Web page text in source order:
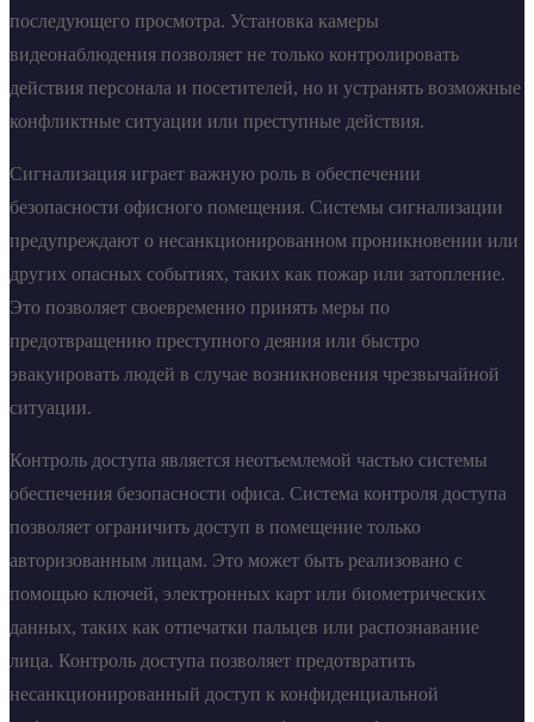
последующего просмотра. Установка камеры
видеонаблюдения позволяет не только контролировать
действия персонала и посетителей, но и устранять возможные
конфликтные ситуации или преступные действия.
Сигнализация играет важную роль в обеспечении
безопасности офисного помещения. Системы сигнализации
предупреждают о несанкционированном проникновении или
других опасных событиях, таких как пожар или затопление.
Это позволяет своевременно принять меры по
предотвращению преступного деяния или быстро
эвакуировать людей в случае возникновения чрезвычайной
ситуации.
Контроль доступа является неотъемлемой частью системы
обеспечения безопасности офиса. Система контроля доступа
позволяет ограничить доступ в помещение только
авторизованным лицам. Это может быть реализовано с
помощью ключей, электронных карт или биометрических
данных, таких как отпечатки пальцев или распознавание
лица. Контроль доступа позволяет предотвратить
несанкционированный доступ к конфиденциальной